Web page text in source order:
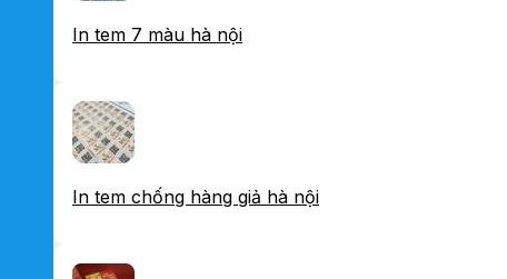
In tem 7 màu hà nội
In tem chống hàng giả hà nội